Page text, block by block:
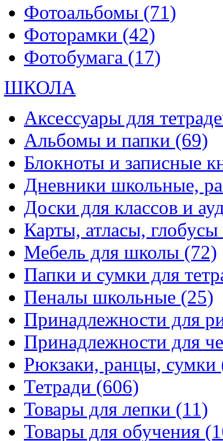
Фотоальбомы (71)
Фоторамки (42)
Фотобумага (17)
ШКОЛА
Аксессуары для
Альбомы и папки (69)
Блокноты и записные
Дневники школьные,
Доски для классов и
Карты, атласы, глобусы
Мебель для школы (72)
Папки и сумки для
Пеналы школьные (25)
Принадлежности для
Принадлежности для
Рюкзаки, ранцы, сумки
Тетради (606)
Товары для лепки (11)
Товары для обучения